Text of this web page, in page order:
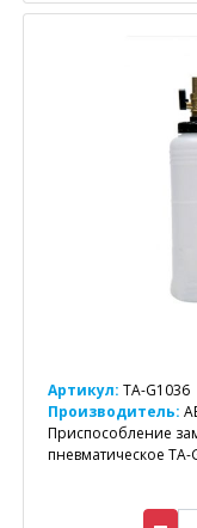
Артикул: TA-G1036
Производитель:
Приспособление
пневматическое TA-